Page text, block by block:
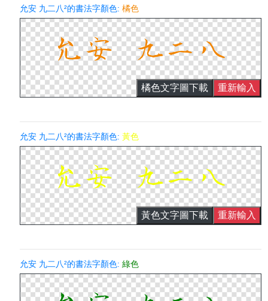
允安 九二八²的書法字顏色:橘色
橘色文字圖下載 重新輸入
允安 九二八²的書法字顏色:黃色
黃色文字圖下載 重新輸入
允安 九二八²的書法字顏色:綠色